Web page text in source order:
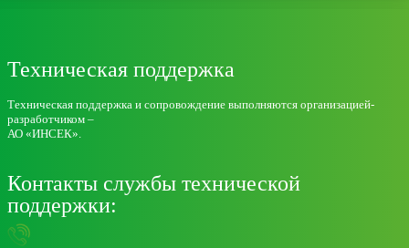
Техническая поддержка
Техническая поддержка и сопровождение выполняются организацией-
разработчиком ‒
АО «ИНСЕК».
Контакты службы технической
поддержки: